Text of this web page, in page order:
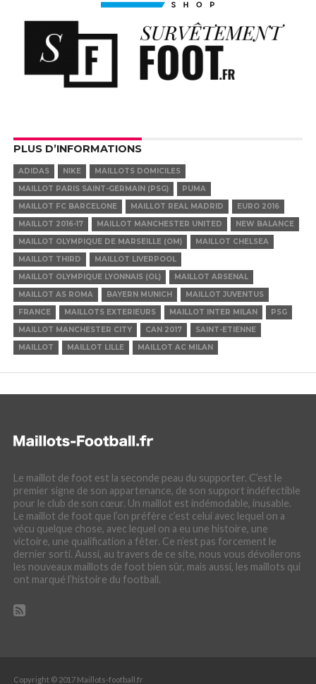
PLUS D’INFORMATIONS
ADIDAS NIKE
MAILLOTS DOMICILES
MAILLOT PARIS SAINT-GERMAIN (PSG)
PUMA
MAILLOT FC BARCELONE
MAILLOT REAL MADRID
EURO 2016
MAILLOT 2016-17
MAILLOT MANCHESTER UNITED
NEW BALANCE
MAILLOT OLYMPIQUE DE MARSEILLE (OM)
MAILLOT CHELSEA
MAILLOT THIRD
MAILLOT LIVERPOOL
MAILLOT OLYMPIQUE LYONNAIS (OL)
MAILLOT ARSENAL
MAILLOT AS ROMA
BAYERN MUNICH
MAILLOT JUVENTUS
FRANCE
MAILLOTS EXTERIEURS MAILLOT INTER MILAN
PSG
MAILLOT MANCHESTER CITY
CAN 2017
SAINT-ETIENNE
MAILLOT
MAILLOT LILLE MAILLOT AC MILAN
Le maillot de foot est la seconde peau du supporter. C’est le
premier signe de son appartenance, de son support indéfectible
pour le club de son cœur. Un maillot est indémodable, inusable.
Le maillot de foot que l’on préfère c’est celui avec lequel on a
vécu quelque chose, avec lequel on a eu une histoire, une
victoire, une qualification a fêter. Ce n’est pas forcement le
dernier sorti. Aussi, au travers de ce site, nous vous dévoilerons
les nouveaux maillots de foot bien sûr, mais aussi, les maillots qui
ont marqué l’histoire du football.
Copyright © 2017 Maillots-football.fr